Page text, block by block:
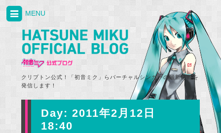
クリプトン公式！「初音ミク」らバーチャルシンガーの最新情報を
発信します！
MENU
Day: 2011年2月12日
18:40